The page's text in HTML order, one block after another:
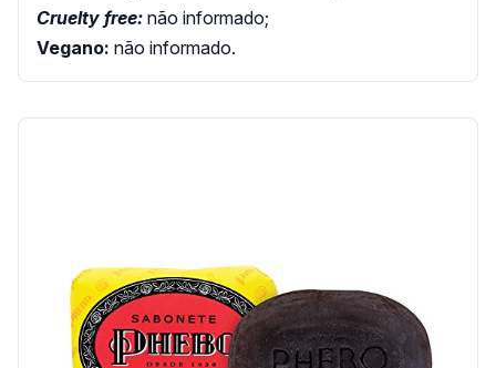
Cruelty free: não informado;
Vegano: não informado.